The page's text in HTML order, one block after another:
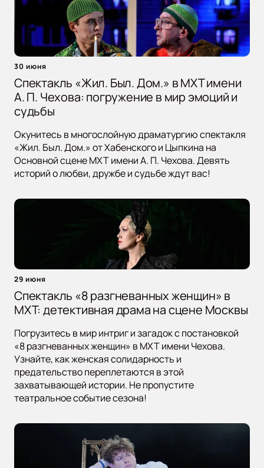
30 июня
Спектакль «Жил. Был. Дом.» в МХТ имени
А. П. Чехова: погружение в мир эмоций и
судьбы
Окунитесь в многослойную драматургию спектакля
«Жил. Был. Дом.» от Хабенского и Цыпкина на
Основной сцене МХТ имени А. П. Чехова. Девять
историй о любви, дружбе и судьбе ждут вас!
29 июня
Спектакль «8 разгневанных женщин» в
МХТ: детективная драма на сцене Москвы
Погрузитесь в мир интриг и загадок с постановкой
«8 разгневанных женщин» в МХТ имени Чехова.
Узнайте, как женская солидарность и
предательство переплетаются в этой
захватывающей истории. Не пропустите
театральное событие сезона!